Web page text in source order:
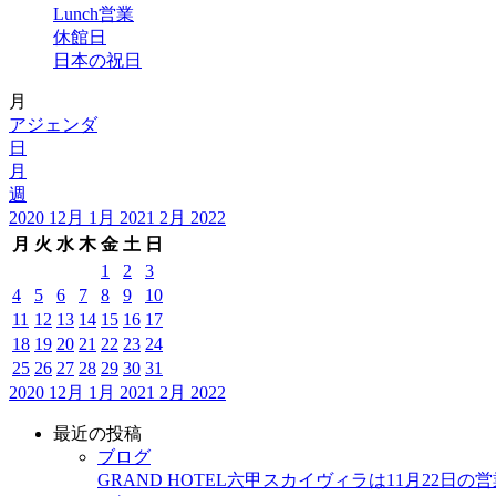
Lunch営業
休館日
日本の祝日
月
アジェンダ
日
月
週
2020 12月 1月 2021 2月 2022
月 火 水 木 金 土 日
1
2
3
4
5 6 7 8 9
10
11 12 13 14 15 16 17
18 19 20 21 22 23 24
25 26 27 28 29 30 31
2020 12月 1月 2021 2月 2022
最近の投稿
ブログ
GRAND HOTEL六甲スカイヴィラは11月22日の